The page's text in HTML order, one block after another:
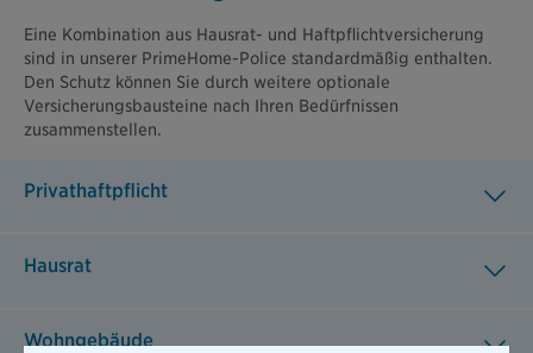
Eine Kombination aus Hausrat- und Haftpflichtversicherung
sind in unserer PrimeHome-Police standardmäßig enthalten.
Den Schutz können Sie durch weitere optionale
Versicherungsbausteine nach Ihren Bedürfnissen
zusammenstellen.
Privathaftpflicht
Hausrat
Wohngebäude